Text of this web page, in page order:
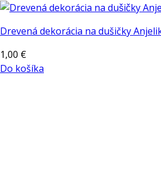
Drevená dekorácia na dušičky
1,00 €
Do košíka